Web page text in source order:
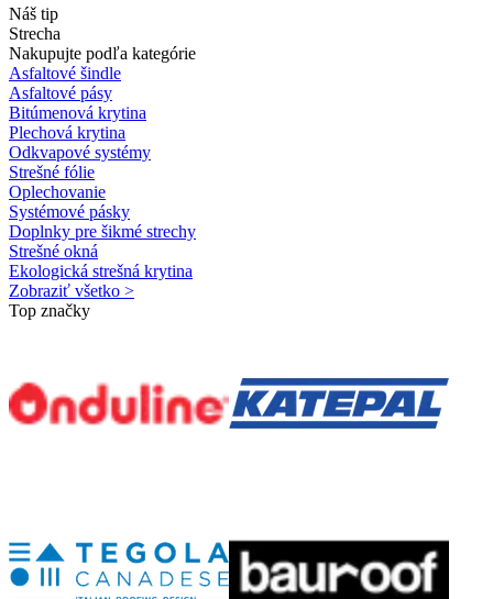
Náš tip
Strecha
Nakupujte podľa kategórie
Asfaltové šindle
Asfaltové pásy
Bitúmenová krytina
Plechová krytina
Odkvapové systémy
Strešné fólie
Oplechovanie
Systémové pásky
Doplnky pre šikmé strechy
Strešné okná
Ekologická strešná krytina
Zobraziť všetko >
Top značky